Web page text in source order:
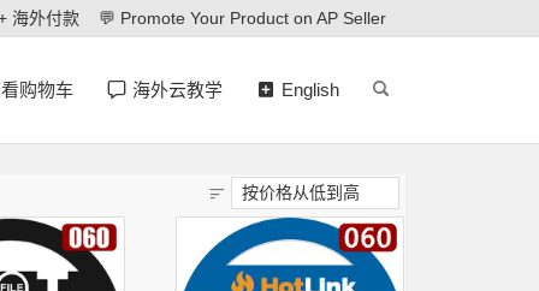
海外付款 💬 Promote Your Product on AP Seller
购物车 海外云教学 English